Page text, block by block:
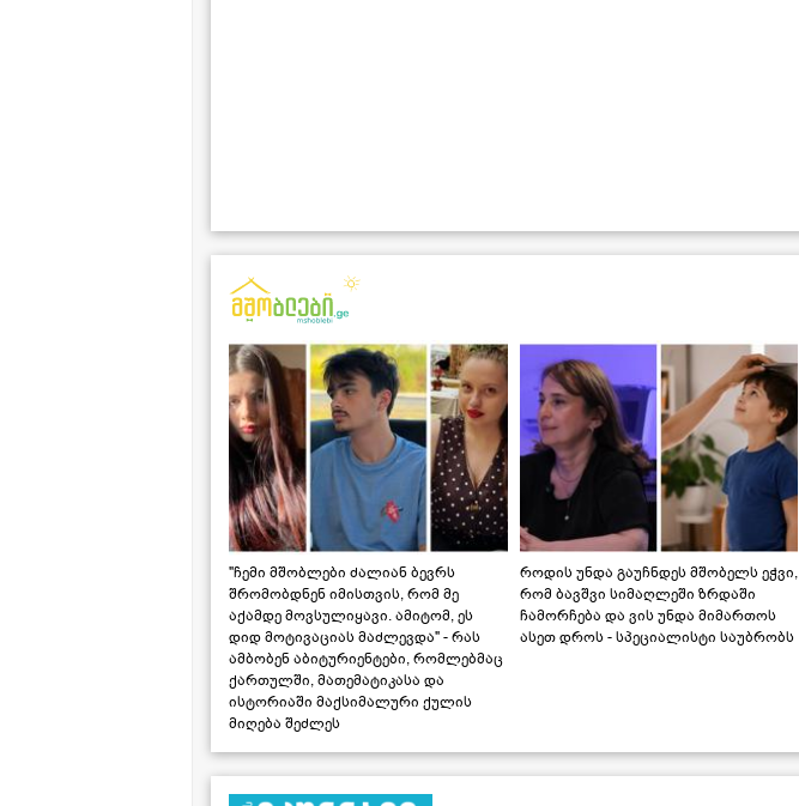
"ჩემი მშობლები ძალიან ბევრს
შრომობდნენ იმისთვის, რომ მე
აქამდე მოვსულიყავი. ამიტომ, ეს
დიდ მოტივაციას მაძლევდა" - რას
ამბობენ აბიტურიენტები, რომლებმაც
ქართულში, მათემატიკასა და
ისტორიაში მაქსიმალური ქულის
მიღება შეძლეს
როდის უნდა გაუჩნდეს მშობელს ეჭვი,
რომ ბავშვი სიმაღლეში ზრდაში
ჩამორჩება და ვის უნდა მიმართოს
ასეთ დროს - სპეციალისტი საუბრობს